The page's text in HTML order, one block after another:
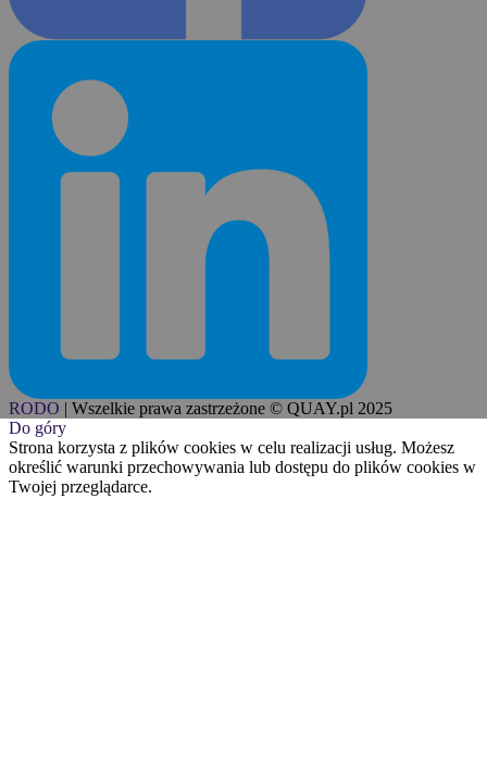
RODO | Wszelkie prawa zastrzeżone © QUAY.pl 2025
Do góry
Strona korzysta z plików cookies w celu realizacji usług. Możesz
określić warunki przechowywania lub dostępu do plików cookies w
Twojej przeglądarce.